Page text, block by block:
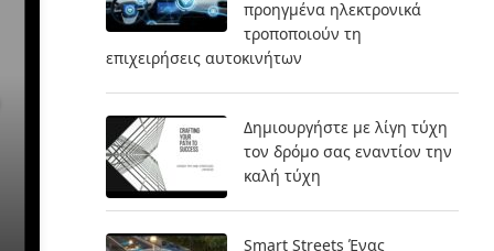
προηγμένα ηλεκτρονικά
τροποποιούν τη
επιχειρήσεις αυτοκινήτων
Δημιουργήστε με λίγη τύχη
τον δρόμο σας εναντίον την
καλή τύχη
Smart Streets Ένας